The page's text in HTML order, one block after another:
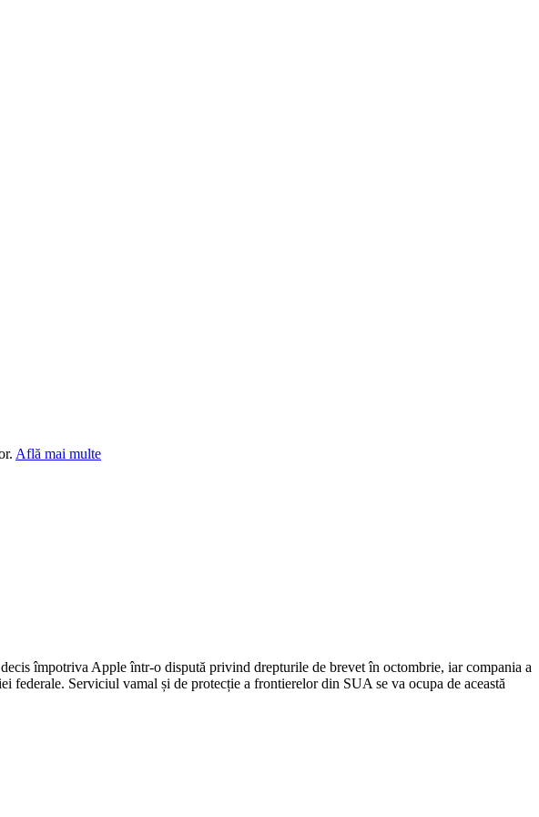
Află mai multe
împotriva Apple într-o dispută privind drepturile de brevet în octombrie, iar compania a
federale. Serviciul vamal și de protecție a frontierelor din SUA se va ocupa de această